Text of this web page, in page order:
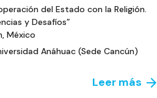
del Estado con la Religión.
y Desafíos”
México
Anáhuac (Sede Cancún)
Leer más arrow_forward